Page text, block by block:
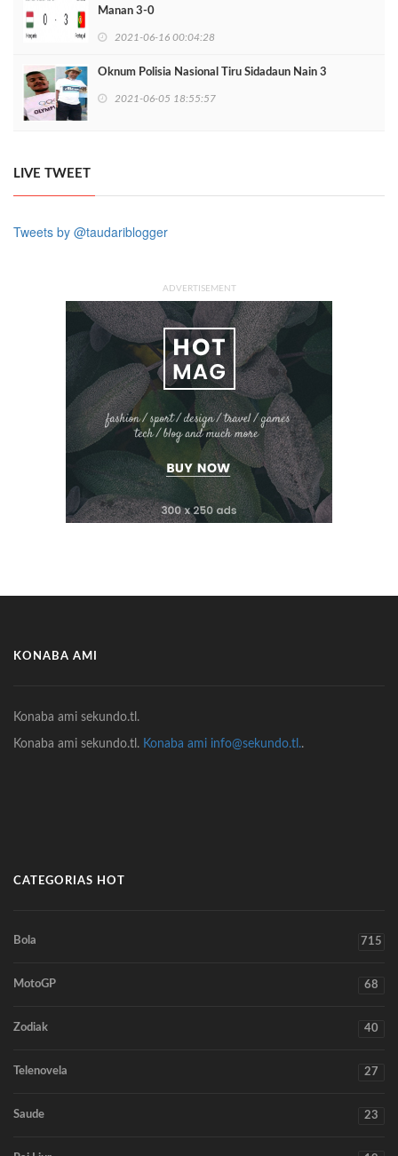
Manan 3-0
2021-06-16 00:04:28
Oknum Polisia Nasional Tiru Sidadaun Nain 3
2021-06-05 18:55:57
LIVE TWEET
Tweets by @taudariblogger
ADVERTISEMENT
KONABA AMI
Konaba ami sekundo.tl.
Konaba ami sekundo.tl. Konaba ami info@sekundo.tl..
CATEGORIAS HOT
Bola 715
MotoGP 68
Zodiak 40
Telenovela 27
Saude 23